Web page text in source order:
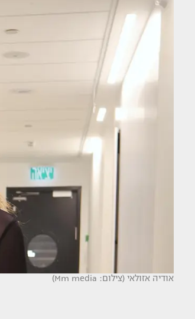
אודיה אזולאי (צילום: Mm media)